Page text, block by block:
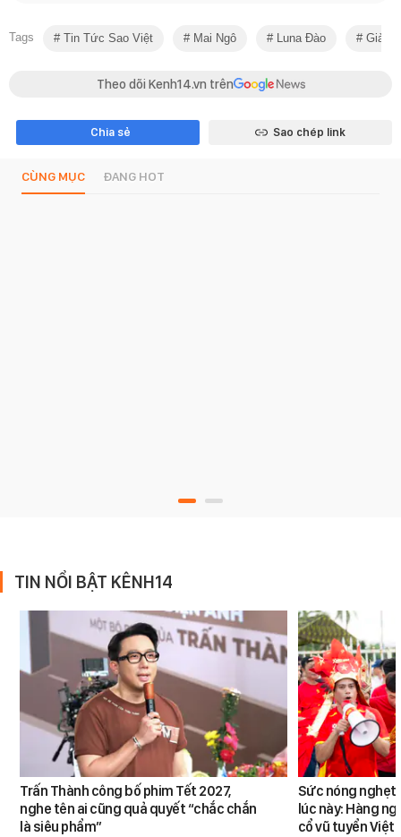
Tags Tin Tức Sao Việt Mai Ngô Luna Đào Giải
Theo dõi Kenh14.vn trên
Chia sẻ Sao chép link
CÙNG MỤC ĐANG HOT
TIN NỔI BẬT KÊNH14
Trấn Thành công bố phim Tết 2027,
nghe tên ai cũng quả quyết “chắc chắn
là siêu phẩm”
Sức nóng nghẹt
lúc này: Hàng
cổ vũ tuyển